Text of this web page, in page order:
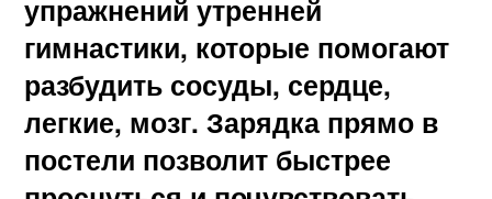
упражнений утренней
гимнастики, которые помогают
разбудить сосуды, сердце,
легкие, мозг. Зарядка прямо в
постели позволит быстрее